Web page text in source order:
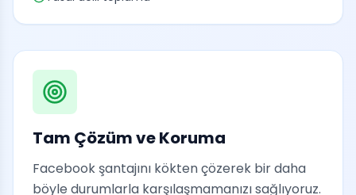
Tam Çözüm ve Koruma
Facebook şantajını kökten çözerek bir daha
böyle durumlarla karşılaşmamanızı sağlıyoruz.